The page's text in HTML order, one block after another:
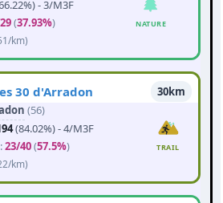
- 3/M3F
(37.93%)
km)
NATURE
30 d'Arradon
30km
(56)
(84.02%) - 4/M3F
23/40(57.5%)
km)
TRAIL